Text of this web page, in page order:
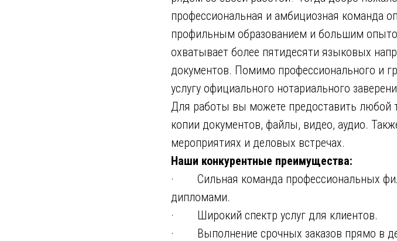
профессиональная и амбициозная команда
профильным образованием и большим
охватывает более пятидесяти языковых
документов. Помимо профессионального и
услугу официального нотариального
Для работы вы можете предоставить любой
копии документов, файлы, видео, аудио.
мероприятиях и деловых встречах.
Наши конкурентные преимущества:
· Сильная команда профессиональных
дипломами.
· Широкий спектр услуг для клиентов.
· Выполнение срочных заказов прямо в